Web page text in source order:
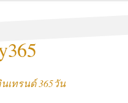
เทรนด์ 365วัน